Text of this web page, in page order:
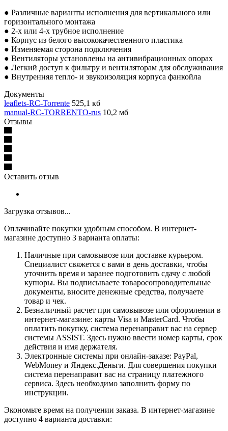
● Различные варианты исполнения для вертикального или
горизонтального монтажа
● 2-х или 4-х трубное исполнение
● Корпус из белого высококачественного пластика
● Изменяемая сторона подключения
● Вентиляторы установлены на антивибрационных опорах
● Легкий доступ к фильтру и вентиляторам для обслуживания
● Внутренняя тепло- и звукоизоляция корпуса фанкойла
Документы
leaflets-RC-Torrente 525,1 кб
manual-RC-TORRENTO-rus 10,2 мб
Отзывы
Оставить отзыв
Загрузка отзывов...
Оплачивайте покупки удобным способом. В интернет-
магазине доступно 3 варианта оплаты:
Наличные при самовывозе или доставке курьером.
Специалист свяжется с вами в день доставки, чтобы
уточнить время и заранее подготовить сдачу с любой
купюры. Вы подписываете товаросопроводительные
документы, вносите денежные средства, получаете
товар и чек.
Безналичный расчет при самовывозе или оформлении в
интернет-магазине: карты Visa и MasterCard. Чтобы
оплатить покупку, система перенаправит вас на сервер
системы ASSIST. Здесь нужно ввести номер карты, срок
действия и имя держателя.
Электронные системы при онлайн-заказе: PayPal,
WebMoney и Яндекс.Деньги. Для совершения покупки
система перенаправит вас на страницу платежного
сервиса. Здесь необходимо заполнить форму по
инструкции.
Экономьте время на получении заказа. В интернет-магазине
доступно 4 варианта доставки: